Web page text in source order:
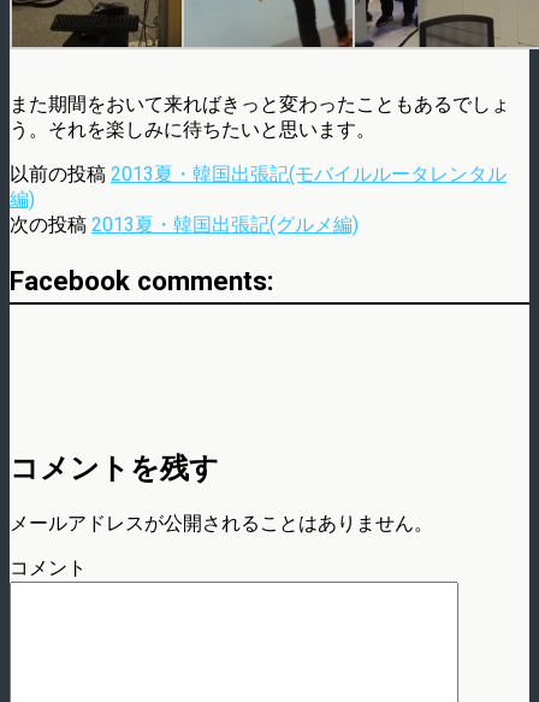
また期間をおいて来ればきっと変わったこともあるでしょ
う。それを楽しみに待ちたいと思います。
以前の投稿 2013夏・韓国出張記(モバイルルータレンタル
編)
次の投稿 2013夏・韓国出張記(グルメ編)
Facebook comments:
コメントを残す
メールアドレスが公開されることはありません。
コメント